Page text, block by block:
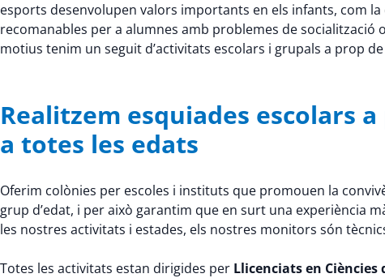
esports desenvolupen valors importants en els infants, com la
recomanables per a alumnes amb problemes de
motius tenim un seguit d’activitats escolars i grupals a prop
Realitzem esquiades escolars
a totes les edats
Oferim colònies per escoles i instituts que promouen la
grup d’edat, i per això garantim que en surt una experiència
les nostres activitats i estades, els nostres monitors són
Totes les activitats estan dirigides per Llicenciats en Ciències